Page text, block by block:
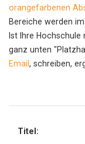
orangefarbenen
Bereiche werden
Ist Ihre
ganz unten
Email , schreiben,
Titel: